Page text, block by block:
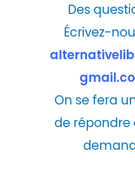
Des
Écrivez-
On se fera
de répondre